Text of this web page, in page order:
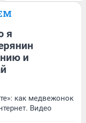
я
и
как медвежонок
Видео